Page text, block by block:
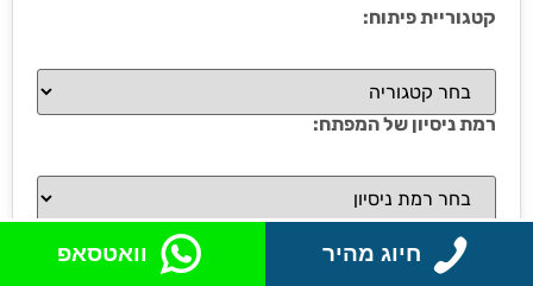
קטגוריית פיתוח:
רמת ניסיון של המפתח:
מודל תמחור:
חיוג מהיר וואטסאפ